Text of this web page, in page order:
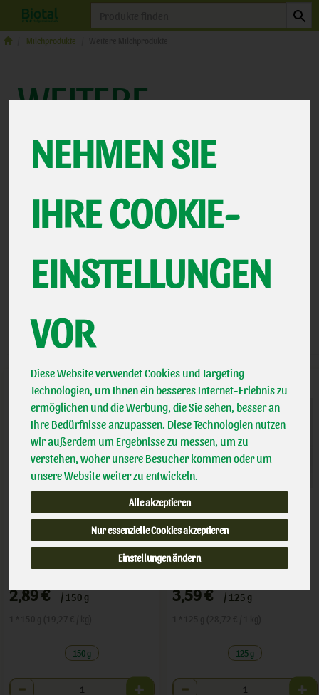
NEHMEN SIE
IHRE COOKIE-
EINSTELLUNGEN
VOR
Diese Website verwendet Cookies und Targeting
Technologien, um Ihnen ein besseres Internet-Erlebnis zu
ermöglichen und die Werbung, die Sie sehen, besser an
Ihre Bedürfnisse anzupassen. Diese Technologien nutzen
wir außerdem um Ergebnisse zu messen, um zu
verstehen, woher unsere Besucher kommen oder um
unsere Website weiter zu entwickeln.
Alle akzeptieren
Nur essenzielle Cookies akzeptieren
Einstellungen ändern
Milchprodukte
WEITERE
MILCHPRODUKTE
62 VON 463
Bärlauch Creme
2,89 €*/ 150 g
150 g
Anzahl
Burrata
3,59 €*/ 125 g
125 g
Anzahl